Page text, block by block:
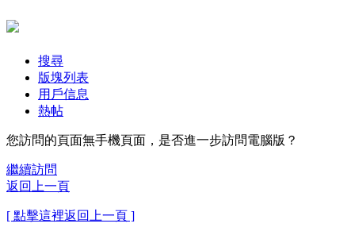
搜尋
版塊列表
用戶信息
熱帖
您訪問的頁面無手機頁面，是否進一步訪問電腦版？
繼續訪問
返回上一頁
[ 點擊這裡返回上一頁 ]